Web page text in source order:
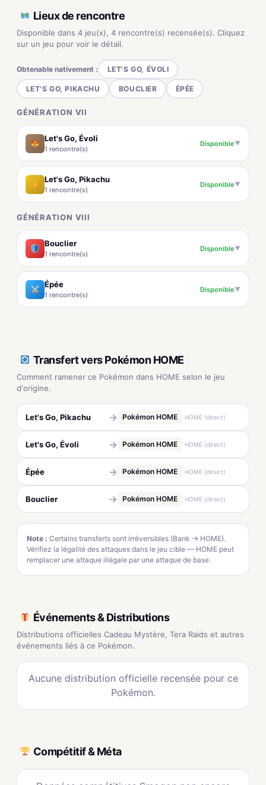
Lieux de rencontre
Disponible dans 4 jeu(x), 4 rencontre(s) recensée(s). Cliquez
sur un jeu pour voir le détail.
Obtenable nativement : LET'S GO, ÉVOLI
LET'S GO, PIKACHU BOUCLIER ÉPÉE
GÉNÉRATION VII
Let's Go, Évoli
1 rencontre(s)
Disponible▼
Let's Go, Pikachu
1 rencontre(s)
Disponible▼
GÉNÉRATION VIII
Bouclier
1 rencontre(s)
Disponible▼
Épée
1 rencontre(s)
Disponible▼
Transfert vers Pokémon HOME
Comment ramener ce Pokémon dans HOME selon le jeu
d'origine.
Let's Go, Pikachu → Pokémon HOME HOME (direct)
Let's Go, Évoli → Pokémon HOME HOME (direct)
Épée → Pokémon HOME HOME (direct)
Bouclier → Pokémon HOME HOME (direct)
Note : Certains transferts sont irréversibles (Bank → HOME).
Vérifiez la légalité des attaques dans le jeu cible — HOME peut
remplacer une attaque illégale par une attaque de base.
Événements & Distributions
Distributions officielles Cadeau Mystère, Tera Raids et autres
événements liés à ce Pokémon.
Aucune distribution officielle recensée pour ce
Pokémon.
Compétitif & Méta